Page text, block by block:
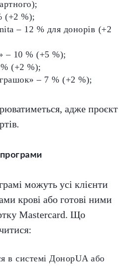
(+2 %);
– 12 % для донорів (+2
– 10 % (+5 %);
(+2 %);
– 7 % (+2 %);
адже проєкт
можуть усі клієнти
крові або готові ними
Mastercard. Що
в системі ДонорUA або